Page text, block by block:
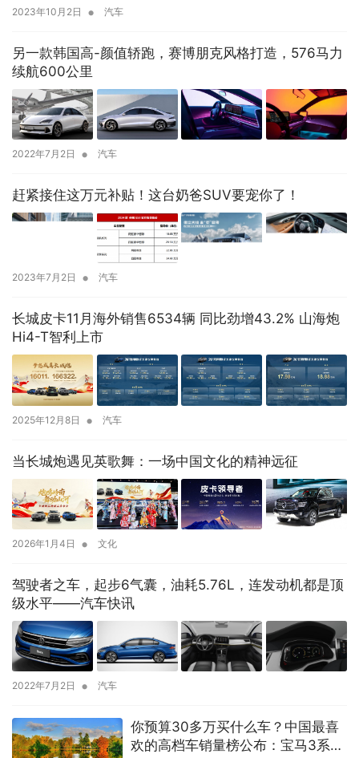
2023年10月2日 • 汽车
另一款韩国高-颜值轿跑，赛博朋克风格打造，576马力
续航600公里
2022年7月2日 • 汽车
赶紧接住这万元补贴！这台奶爸SUV要宠你了！
2023年7月2日 • 汽车
长城皮卡11月海外销售6534辆 同比劲增43.2% 山海炮
Hi4-T智利上市
2025年12月8日 • 汽车
当长城炮遇见英歌舞：一场中国文化的精神远征
2026年1月4日 • 文化
驾驶者之车，起步6气囊，油耗5.76L，连发动机都是顶
级水平——汽车快讯
2022年7月2日 • 汽车
你预算30多万买什么车？中国最喜
欢的高档车销量榜公布：宝马3系太